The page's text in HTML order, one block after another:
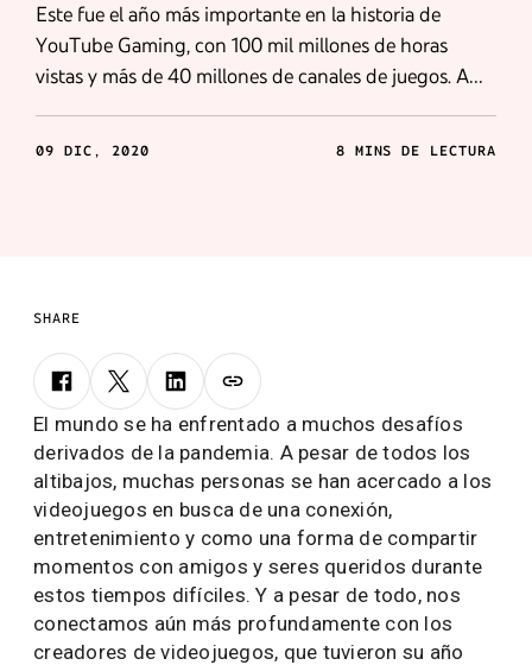
Este fue el año más importante en la historia de
YouTube Gaming, con 100 mil millones de horas
vistas y más de 40 millones de canales de juegos. A
09 DIC, 2020 8 MINS DE LECTURA
SHARE
El mundo se ha enfrentado a muchos desafíos
derivados de la pandemia. A pesar de todos los
altibajos, muchas personas se han acercado a los
videojuegos en busca de una conexión,
entretenimiento y como una forma de compartir
momentos con amigos y seres queridos durante
estos tiempos difíciles. Y a pesar de todo, nos
conectamos aún más profundamente con los
creadores de videojuegos, que tuvieron su año